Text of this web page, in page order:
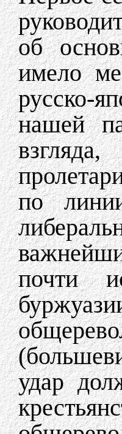
об
имело
русско-
нашей
по
почти
удар